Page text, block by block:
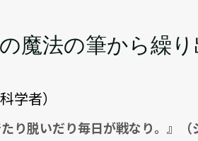
魔法の筆から繰
学者）
たり脱いだり毎日が戦なり。』（